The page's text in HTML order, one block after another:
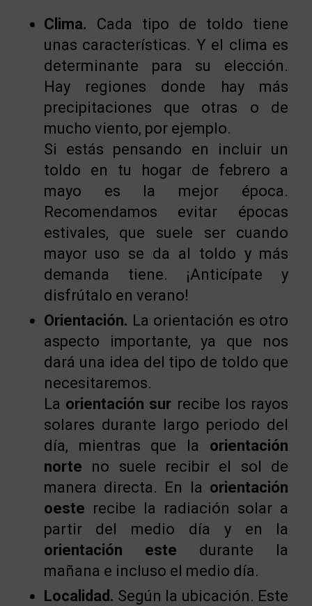
Clima. Cada tipo de toldo tiene
unas características. Y el clima es
determinante para su elección.
Hay regiones donde hay más
precipitaciones que otras o de
mucho viento, por ejemplo.
Si estás pensando en incluir un
toldo en tu hogar de febrero a
mayo es la mejor época.
Recomendamos evitar épocas
estivales, que suele ser cuando
mayor uso se da al toldo y más
demanda tiene. ¡Anticípate y
disfrútalo en verano!
Orientación. La orientación es otro
aspecto importante, ya que nos
dará una idea del tipo de toldo que
necesitaremos.
La orientación sur recibe los rayos
solares durante largo periodo del
día, mientras que la orientación
norte no suele recibir el sol de
manera directa. En la orientación
oeste recibe la radiación solar a
partir del medio día y en la
orientación este durante la
mañana e incluso el medio día.
Localidad. Según la ubicación. Este